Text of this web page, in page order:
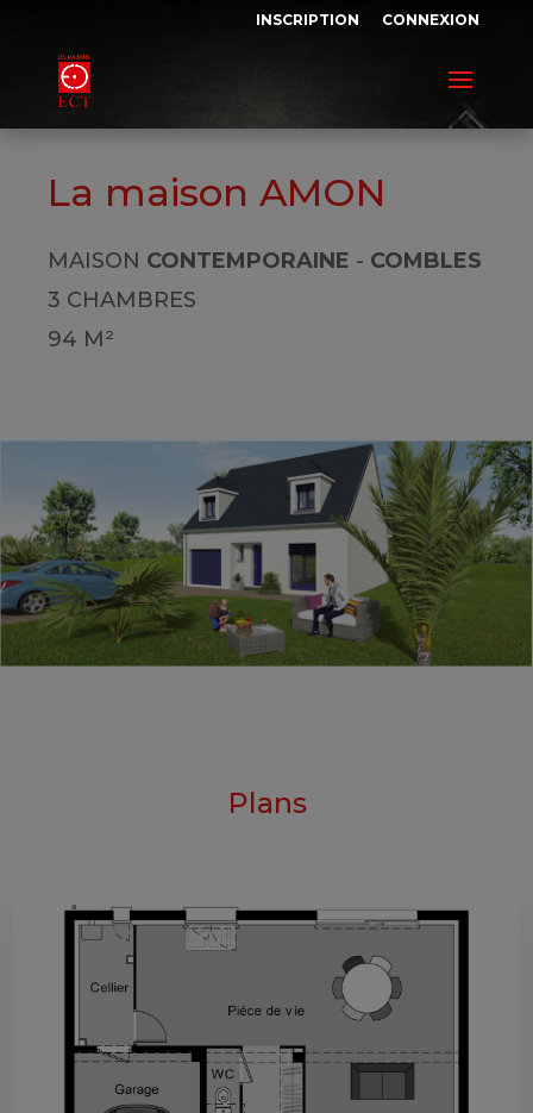
INSCRIPTION CONNEXION
La maison AMON
MAISON CONTEMPORAINE - COMBLES
3 CHAMBRES
94 M²
Plans